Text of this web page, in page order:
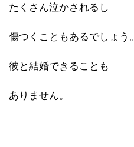
たくさん泣かされるし
傷つくこともあるでしょう。
彼と結婚できることも
ありません。